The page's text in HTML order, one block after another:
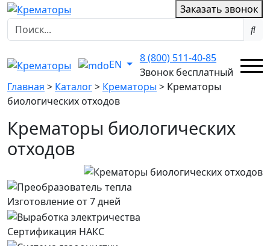
Заказать звонок
EN
8 (800) 511-40-85
Звонок бесплатный
Главная > Каталог> Крематоры > Крематоры
биологических отходов
Крематоры биологических
отходов
Изготовление от 7 дней
Сертификация НАКС